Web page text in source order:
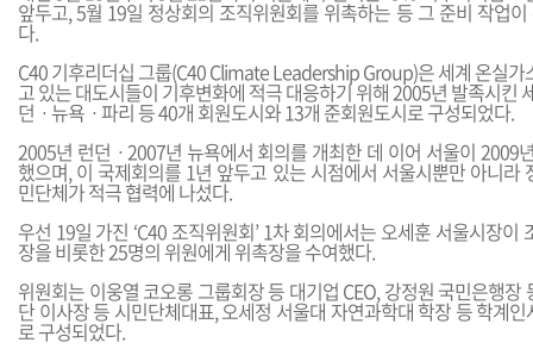
앞두고, 5월 19일 정상회의 조직위원회를 위촉하는 등 그 준비 작업
다.
C40 기후리더십 그룹(C40 Climate Leadership Group)은 세계 온실
고 있는 대도시들이 기후변화에 적극 대응하기 위해 2005년 발족시킨
던ㆍ뉴욕ㆍ파리 등 40개 회원도시와 13개 준회원도시로 구성되었다.
2005년 런던ㆍ2007년 뉴욕에서 회의를 개최한 데 이어 서울이 2009
했으며, 이 국제회의를 1년 앞두고 있는 시점에서 서울시뿐만 아니라
민단체가 적극 협력에 나섰다.
우선 19일 가진 ‘C40 조직위원회’ 1차 회의에서는 오세훈 서울시장이
장을 비롯한 25명의 위원에게 위촉장을 수여했다.
위원회는 이웅열 코오롱 그룹회장 등 대기업 CEO, 강정원 국민은행장
단 이사장 등 시민단체대표, 오세정 서울대 자연과학대 학장 등 학계
로 구성되었다.